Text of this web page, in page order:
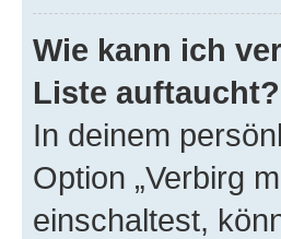
Wie kann ich
Liste auftaucht?
In deinem
Option „Verbirg
einschaltest,